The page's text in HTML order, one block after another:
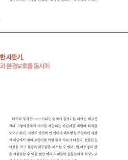
세, 홍콩에 부는 게임화 바람
구촌, 미래 식량 개발에 나선 네덜란드
경쟁, 미래 시장을 꿈꾸는 독일
의 하드웨어 혁명, 1인 제조업 시대를